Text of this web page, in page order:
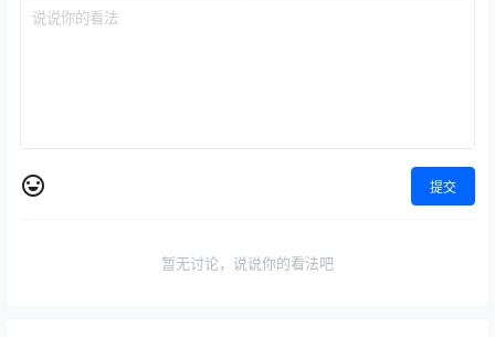
提交
暂无讨论，说说你的看法吧